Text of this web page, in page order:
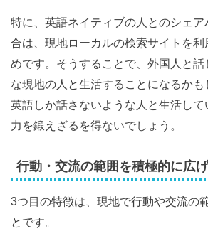
特に、英語ネイティブの人とのシェ
合は、現地ローカルの検索サイトを
めです。そうすることで、外国人と話
な現地の人と生活することになるか
英語しか話さないような人と生活し
力を鍛えざるを得ないでしょう。
行動・交流の範囲を積極的に広
3つ目の特徴は、現地で行動や交流の
とです。